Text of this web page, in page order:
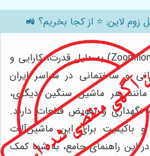
لاین: ⭐️ از کجا بخریم؟ 🚜
بیل‌های مکانیکی زوم لاین (Zoomlion) به دلیل قدرت، کارایی و
و ساختمانی در سراسر ایران
مانند هر ماشین سنگین دیگری،
نگهداری و تعویض قطعات دارند.
برای این ماشین‌آلات
این راهنمای جامع، به شما کمک